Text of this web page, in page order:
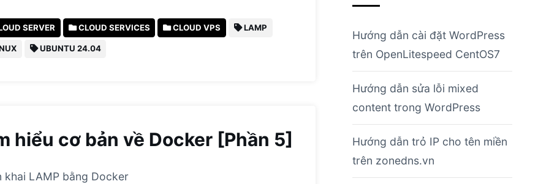
SERVER CLOUD SERVICES CLOUD VPS LAMP
UBUNTU 24.04
hiểu cơ bản về Docker [Phần 5]
khai LAMP bằng Docker
Hướng dẫn cài đặt WordPress
trên OpenLitespeed CentOS7
Hướng dẫn sửa lỗi mixed
content trong WordPress
Hướng dẫn trỏ IP cho tên miền
trên zonedns.vn